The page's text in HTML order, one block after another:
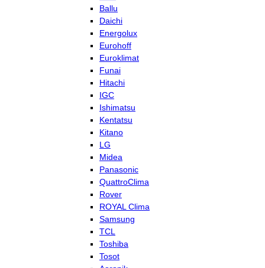
Ballu
Daichi
Energolux
Eurohoff
Euroklimat
Funai
Hitachi
IGC
Ishimatsu
Kentatsu
Kitano
LG
Midea
Panasonic
QuattroClima
Rover
ROYAL Clima
Samsung
TCL
Toshiba
Tosot